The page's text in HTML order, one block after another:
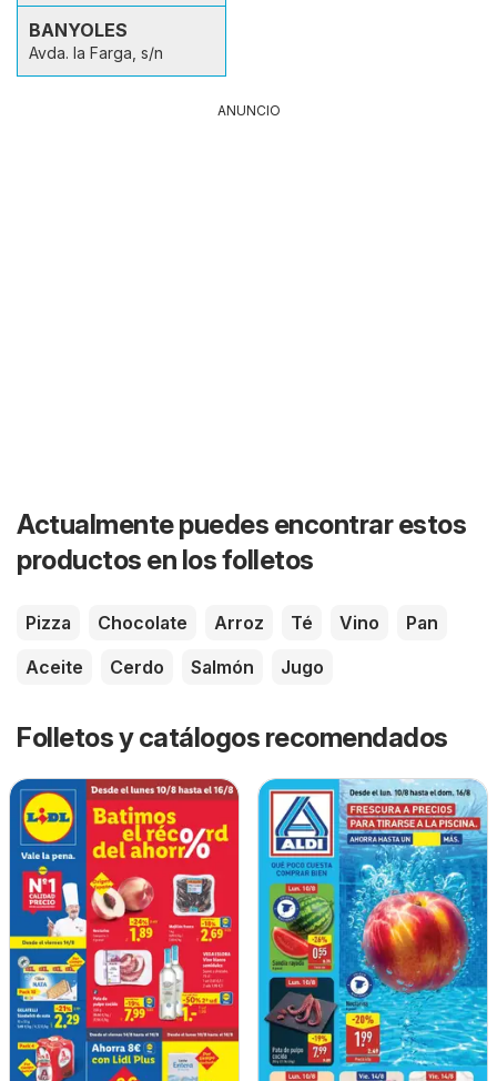
BANYOLES
Avda. la Farga, s/n
ANUNCIO
Actualmente puedes encontrar estos
productos en los folletos
Pizza Chocolate Arroz Té Vino
Pan
Aceite
Cerdo Salmón Jugo
Folletos y catálogos recomendados